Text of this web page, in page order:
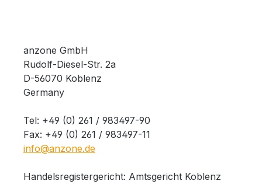
anzone GmbH
Rudolf-Diesel-Str. 2a
D-56070 Koblenz
Germany
Tel: +49 (0) 261 / 983497-90
Fax: +49 (0) 261 / 983497-11
info@anzone.de
Handelsregistergericht: Amtsgericht Koblenz